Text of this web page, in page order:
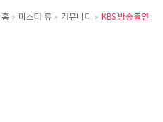
홈 미스터 류 커뮤니티 KBS 방송출연